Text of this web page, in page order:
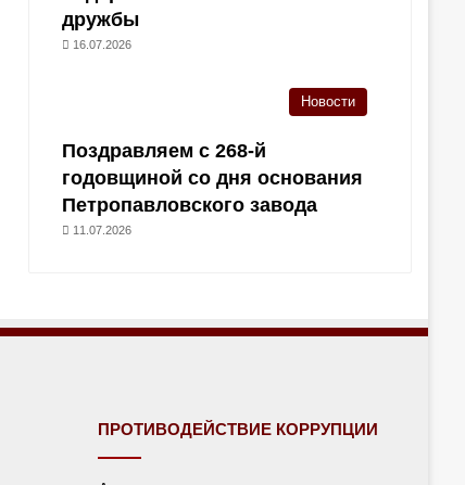
дружбы
16.07.2026
Новости
Поздравляем с 268-й
годовщиной со дня основания
Петропавловского завода
11.07.2026
ПРОТИВОДЕЙСТВИЕ КОРРУПЦИИ